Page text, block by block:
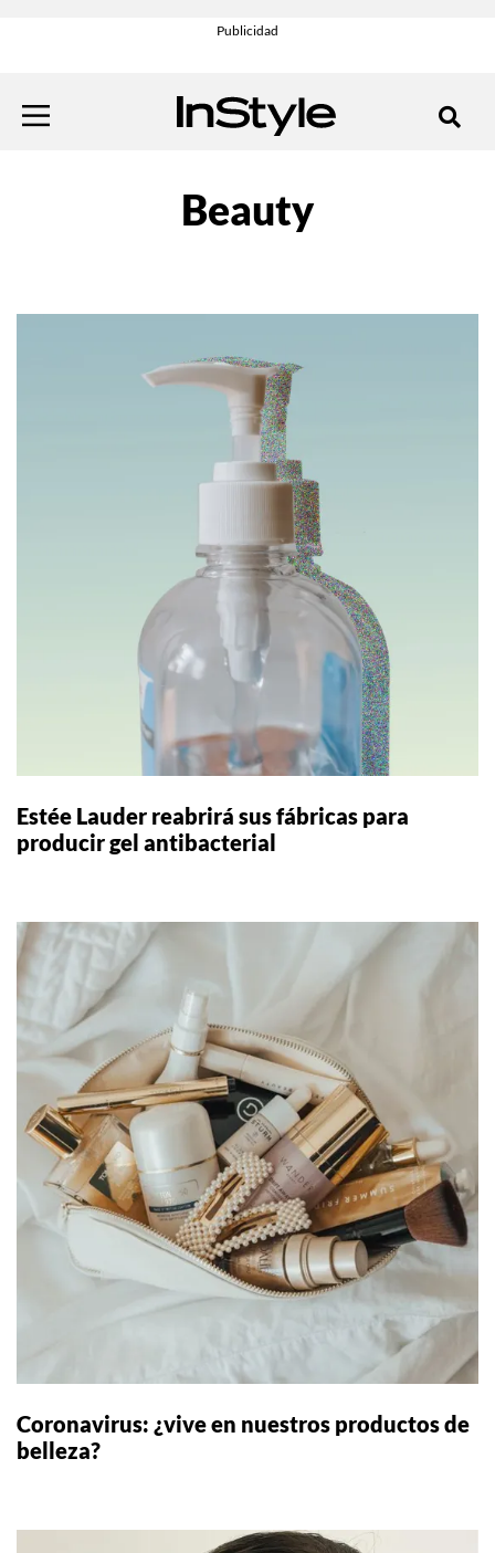
Beauty
Estée Lauder reabrirá sus fábricas para
producir gel antibacterial
Coronavirus: ¿vive en nuestros productos de
belleza?